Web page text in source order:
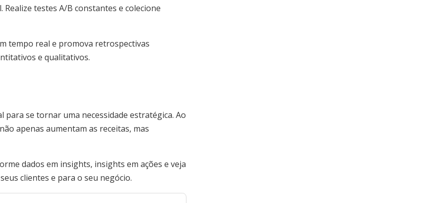
testes A/B constantes e colecione
tempo real e promova retrospectivas
e qualitativos.
se tornar uma necessidade estratégica. Ao
apenas aumentam as receitas, mas
dados em insights, insights em ações e veja
clientes e para o seu negócio.